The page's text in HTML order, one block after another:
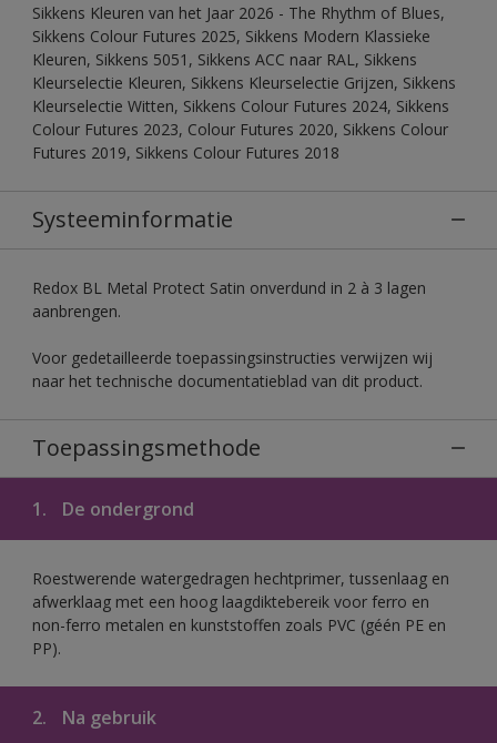
Sikkens Kleuren van het Jaar 2026 - The Rhythm of Blues,
Sikkens Colour Futures 2025, Sikkens Modern Klassieke
Kleuren, Sikkens 5051, Sikkens ACC naar RAL, Sikkens
Kleurselectie Kleuren, Sikkens Kleurselectie Grijzen, Sikkens
Kleurselectie Witten, Sikkens Colour Futures 2024, Sikkens
Colour Futures 2023, Colour Futures 2020, Sikkens Colour
Futures 2019, Sikkens Colour Futures 2018
Systeeminformatie
Redox BL Metal Protect Satin onverdund in 2 à 3 lagen
aanbrengen.
Voor gedetailleerde toepassingsinstructies verwijzen wij
naar het technische documentatieblad van dit product.
Toepassingsmethode
1. De ondergrond
Roestwerende watergedragen hechtprimer, tussenlaag en
afwerklaag met een hoog laagdiktebereik voor ferro en
non-ferro metalen en kunststoffen zoals PVC (géén PE en
PP).
2. Na gebruik